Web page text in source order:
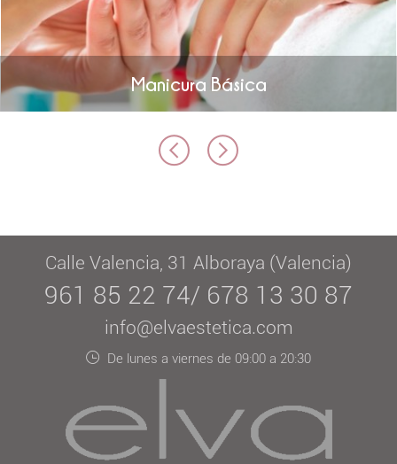
Manicura Básica
Calle Valencia, 31 Alboraya (Valencia)
961 85 22 74/ 678 13 30 87
info@elvaestetica.com
De lunes a viernes de 09:00 a 20:30